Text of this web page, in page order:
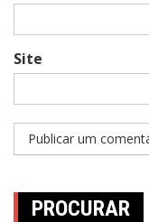
Site
PROCURAR